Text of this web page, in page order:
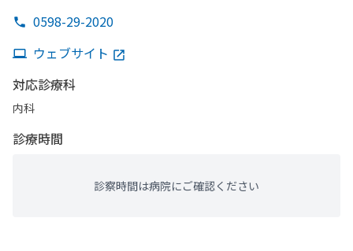
0598-29-2020
ウェブサイト
対応診療科
内科
診療時間
診察時間は病院にご確認ください